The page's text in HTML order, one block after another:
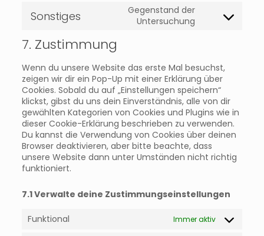
maps
service
Sonstiges
Gegenstand der
Untersuchung
Consent
7. Zustimmung
Wenn du unsere Website das erste Mal besuchst,
zeigen wir dir ein Pop-Up mit einer Erklärung über
Cookies. Sobald du auf „Einstellungen speichern“
klickst, gibst du uns dein Einverständnis, alle von dir
gewählten Kategorien von Cookies und Plugins wie in
dieser Cookie-Erklärung beschrieben zu verwenden.
Du kannst die Verwendung von Cookies über deinen
Browser deaktivieren, aber bitte beachte, dass
unsere Website dann unter Umständen nicht richtig
funktioniert.
7.1 Verwalte deine Zustimmungseinstellungen
Funktional Immer aktiv